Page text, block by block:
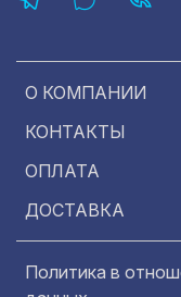
О КОМПАНИИ
КОНТАКТЫ
ОПЛАТА
ДОСТАВКА
Политика в